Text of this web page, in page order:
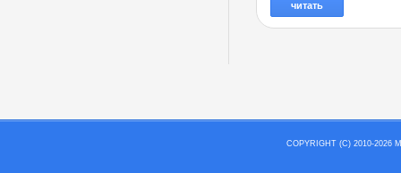
читать
COPYRIGHT (C) 2010-